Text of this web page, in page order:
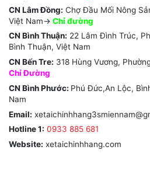
CN Lâm Đồng: Chợ Đầu Mối Nông
Việt Nam-> Chỉđường
CN Bình Thuận: 22 Lâm Đình Trúc,
Bình Thuận, Việt Nam
CN Bến Tre: 318 Hùng Vương,
Chỉ Đường
CN Bình Phước: Phú Đức,An Lộc,
Nam
Email:
Hotline 1: 0933 885 681
Website: xetaichinhhang.com